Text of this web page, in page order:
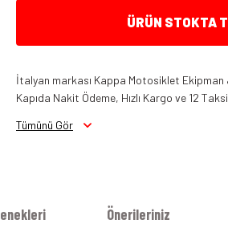
ÜRÜN STOKTA
İtalyan markası Kappa Motosiklet
Kapıda Nakit Ödeme, Hızlı Kargo ve 12
Tümünü Gör
Önerileriniz